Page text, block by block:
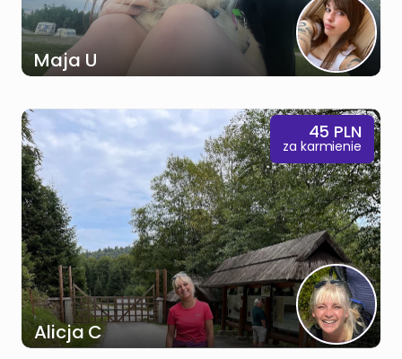
Maja U
45 PLN
za karmienie
Alicja C